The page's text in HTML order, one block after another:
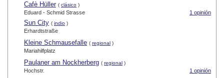
Cafè Hüller ( clásico )
1 opinión
Eduard - Schmid Strasse
Sun City ( indio )
Erhardtstraße
Kleine Schmausefalle ( regional )
Mariahilfplatz
Paulaner am Nockherberg ( regional )
1 opinión
Hochstr.